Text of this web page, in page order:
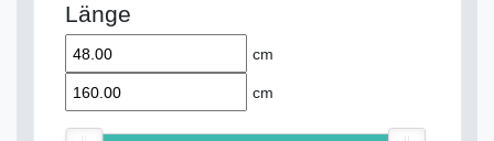
Länge
cm
cm